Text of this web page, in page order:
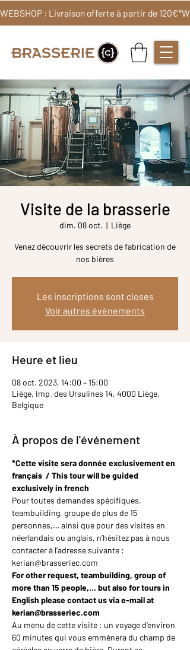
WEBSHOP : Livraison offerte à partir de 120€*
Visite de la brasserie
dim. 08 oct.
  |
Liège
Venez découvrir les secrets de fabrication de
nos bières
Les inscriptions sont closes
Voir autres événements
Heure et lieu
08 oct. 2023, 14:00 – 15:00
Liège, Imp. des Ursulines 14, 4000 Liège,
Belgique
À propos de l'événement
*Cette visite sera donnée exclusivement en
français  / This tour will be guided
exclusively in french
Pour toutes demandes spécifiques,
teambuilding, groupe de plus de 15
personnes,… ainsi que pour des visites en
néerlandais ou anglais, n’hésitez pas à nous
contacter à l’adresse suivante :
kerian@brasseriec.com
For other request, teambuilding, group of
more than 15 people,... but also for tours in
English please contact us via e-mail at
kerian@brasseriec.com
Au menu de cette visite : un voyage d’environ
60 minutes qui vous emmènera du champ de